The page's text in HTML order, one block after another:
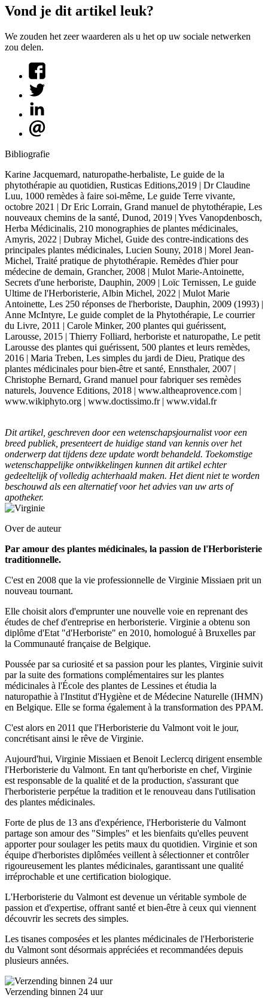
Vond je dit artikel leuk?
We zouden het zeer waarderen als u het op uw sociale netwerken
zou delen.
Bibliografie
Karine Jacquemard, naturopathe-herbaliste, Le guide de la
phytothérapie au quotidien, Rusticas Editions,2019 | Dr Claudine
Luu, 1000 remèdes à faire soi-même, Le guide Terre vivante,
octobre 2021 | Dr Eric Lorrain, Grand manuel de phytothérapie, Les
nouveaux chemins de la santé, Dunod, 2019 | Yves Vanopdenbosch,
Herba Médicinalis, 210 monographies de plantes médicinales,
Amyris, 2022 | Dubray Michel, Guide des contre-indications des
principales plantes médicinales, Lucien Souny, 2018 | Morel Jean-
Michel, Traité pratique de phytothérapie. Remèdes d'hier pour
médecine de demain, Grancher, 2008 | Mulot Marie-Antoinette,
Secrets d'une herboriste, Dauphin, 2009 | Loïc Ternissen, Le guide
Ultime de l'Herboristerie, Albin Michel, 2022 | Mulot Marie
Antoinette, Les 250 réponses de l'herboriste, Dauphin, 2009 (1993) |
Anne McIntyre, Le guide complet de la Phytothérapie, Le courrier
du Livre, 2011 | Carole Minker, 200 plantes qui guérissent,
Larousse, 2015 | Thierry Folliard, herboriste et naturopathe, Le petit
Larousse des plantes qui guérissent, 500 plantes et leurs remèdes,
2016 | Maria Treben, Les simples du jardi de Dieu, Pratique des
plantes médicinales pour bien-être et santé, Ennsthaler, 2007 |
Christophe Bernard, Grand manuel pour fabriquer ses remèdes
naturels, Jouvence Editions, 2018 | www.altheaprovence.com |
www.wikiphyto.org | www.doctissimo.fr | www.vidal.fr
Dit artikel, geschreven door een wetenschapsjournalist voor een
breed publiek, presenteert de huidige stand van kennis over het
onderwerp dat tijdens deze update wordt behandeld. Toekomstige
wetenschappelijke ontwikkelingen kunnen dit artikel echter
gedeeltelijk of volledig achterhaald maken. Het dient niet te worden
beschouwd als een alternatief voor het advies van uw arts of
apotheker.
Over de auteur
Par amour des plantes médicinales, la passion de l'Herboristerie
traditionnelle.
C'est en 2008 que la vie professionnelle de Virginie Missiaen prit un
nouveau tournant.
Elle choisit alors d'emprunter une nouvelle voie en reprenant des
études de chef d'entreprise en herboristerie. Virginie a obtenu son
diplôme d'Etat "d'Herboriste" en 2010, homologué à Bruxelles par
la Communauté française de Belgique.
Poussée par sa curiosité et sa passion pour les plantes, Virginie suivit
par la suite des formations complémentaires sur les plantes
médicinales à l'École des plantes de Lessines et étudia la
naturopathie à l'Institut d'Hygiène et de Médecine Naturelle (IHMN)
en Belgique. Elle se forma également à la transformation des PPAM.
C'est alors en 2011 que l'Herboristerie du Valmont voit le jour,
concrétisant ainsi le rêve de Virginie.
Aujourd'hui, Virginie Missiaen et Benoit Leclercq dirigent ensemble
l'Herboristerie du Valmont. En tant qu'herboriste en chef, Virginie
est responsable de la qualité et de la production, s'assurant que
l'herboristerie perpétue la tradition et le renouveau dans l'utilisation
des plantes médicinales.
Forte de plus de 13 ans d'expérience, l'Herboristerie du Valmont
partage son amour des "Simples" et les bienfaits qu'elles peuvent
apporter pour soulager les petits maux du quotidien. Virginie et son
équipe d'herboristes diplômées veillent à sélectionner et contrôler
rigoureusement les plantes médicinales, garantissant une qualité
irréprochable et une certification biologique.
L'Herboristerie du Valmont est devenue un véritable symbole de
passion et d'expertise, offrant santé et bien-être à ceux qui viennent
découvrir les secrets des simples.
Les tisanes composées et les plantes médicinales de l'Herboristerie
du Valmont sont désormais appréciées et recommandées depuis
plusieurs années.
Verzending binnen 24 uur